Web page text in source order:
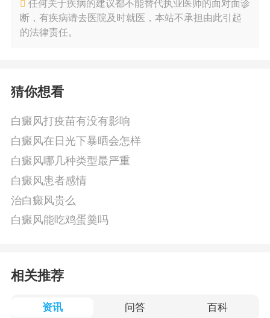
任何关于疾病的建议都不能替代执业医师的面对面诊
断，有疾病请去医院及时就医，本站不承担由此引起
的法律责任。
猜你想看
白癜风打疫苗有没有影响
白癜风在日光下暴晒会怎样
白癜风哪几种类型最严重
白癜风患者感情
治白癜风贵么
白癜风能吃鸡蛋羹吗
相关推荐
资讯 问答 百科